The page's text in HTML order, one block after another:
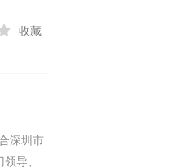
收藏
深圳市
导、